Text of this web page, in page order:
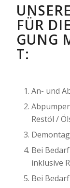
FÜR
GUNG
T:
An- und
Restöl /
Bei
inklusive
Bei